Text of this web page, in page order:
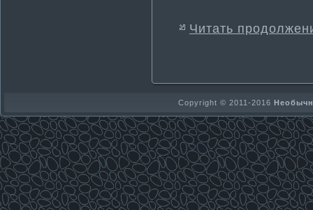
Читать
Copyright © 2011-2016